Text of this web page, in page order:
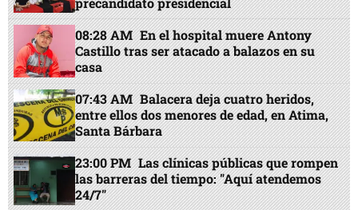
08:28 AM En el hospital muere Antony
Castillo tras ser atacado a balazos en su
casa
07:43 AM Balacera deja cuatro heridos,
entre ellos dos menores de edad, en Atima,
Santa Bárbara
23:00 PM Las clínicas públicas que rompen
las barreras del tiempo: "Aquí atendemos
24/7"